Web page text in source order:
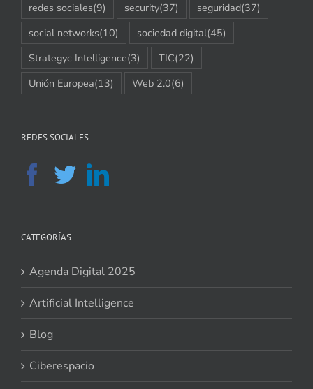
redes sociales(9) security(37) seguridad(37)
social networks(10) sociedad digital(45)
Strategyc Intelligence(3) TIC(22)
Unión Europea(13) Web 2.0(6)
REDES SOCIALES
CATEGORÍAS
Agenda Digital 2025
Artificial Intelligence
Blog
Ciberespacio